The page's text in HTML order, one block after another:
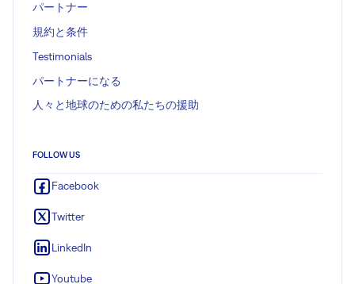
パートナー
規約と条件
Testimonials
パートナーになる
人々と地球のための私たちの援助
FOLLOW US
Facebook
Twitter
LinkedIn
Youtube